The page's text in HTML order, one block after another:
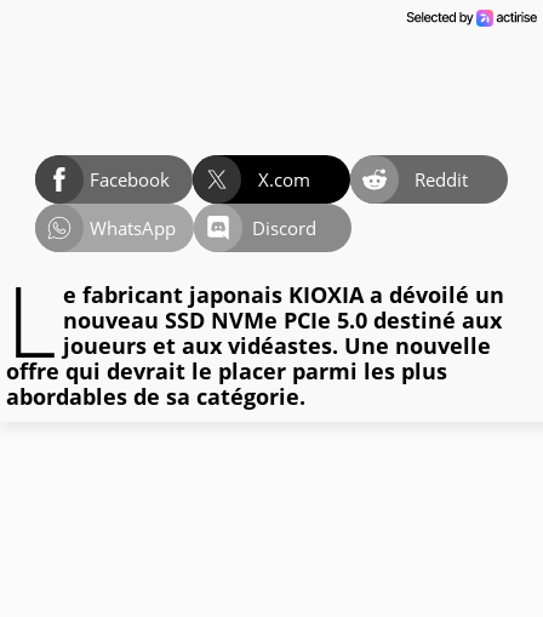
Facebook X.com
Reddit
WhatsApp
Discord
L e fabricant japonais KIOXIA a dévoilé un
nouveau SSD NVMe PCIe 5.0 destiné aux
joueurs et aux vidéastes. Une nouvelle
offre qui devrait le placer parmi les plus
abordables de sa catégorie.